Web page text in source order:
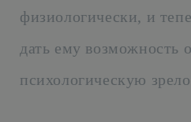
физиологически, и
дать ему возможность
психологическую